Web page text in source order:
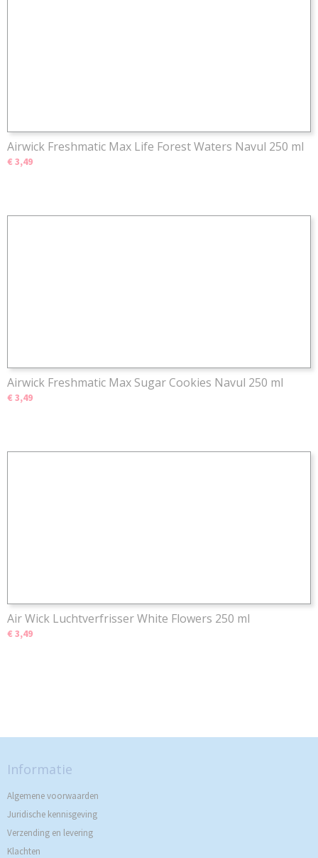
Airwick Freshmatic Max Life Forest Waters Navul 250 ml
€ 3,49
Airwick Freshmatic Max Sugar Cookies Navul 250 ml
€ 3,49
Air Wick Luchtverfrisser White Flowers 250 ml
€ 3,49
Informatie
Algemene voorwaarden
Juridische kennisgeving
Verzending en levering
Klachten